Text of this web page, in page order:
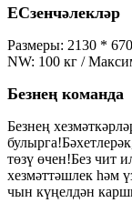
ECзенчәлекләр
Размеры: 2130 *
NW: 100 кг /
Безнең команда
Безнең
төзү өчен!Без чит
хезмәттәшлек һәм
чын күңелдән